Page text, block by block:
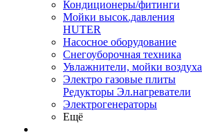
Кондиционеры/фитинги
Мойки высок.давления
HUTER
Насосное оборудование
Снегоуборочная техника
Увлажнители, мойки воздуха
Электро газовые плиты
Редукторы Эл.нагреватели
Электрогенераторы
Ещё